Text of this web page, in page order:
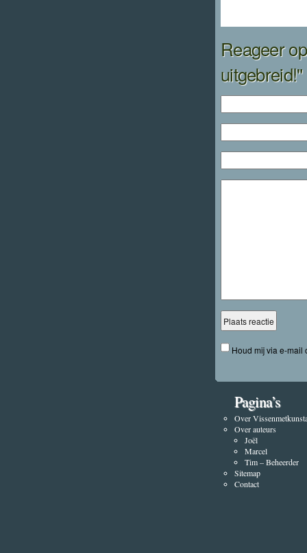
Reageer
uitgebreid!"
Houd mij via e-mail
Pagina’s
Over
Over auteurs
Joël
Marcel
Tim – Beheerder
Sitemap
Contact